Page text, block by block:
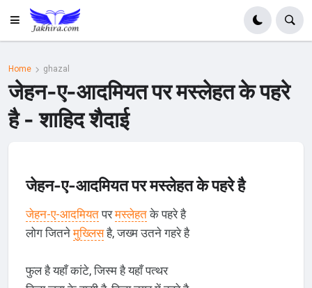
Home ghazal
जेहन-ए-आदमियत पर मस्लेहत के पहरे
है - शाहिद शैदाई
जेहन-ए-आदमियत पर मस्लेहत के पहरे है
जेहन-ए-आदमियतपरमस्लेहतके पहरे है
लोग जितनेमुख्लिसहै, जख्म उतने गहरे है
फुल है यहाँ कांटे, जिस्म है यहाँ पत्थर